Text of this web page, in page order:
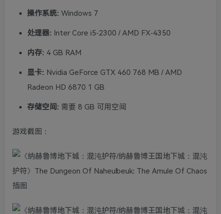
操作系统: Windows 7
处理器: Inter Core i5-2300 / AMD FX-4350
内存: 4 GB RAM
显卡: Nvidia GeForce GTX 460 768 MB / AMD
Radeon HD 6870 1 GB
存储空间: 需要 8 GB 可用空间
游戏截图：